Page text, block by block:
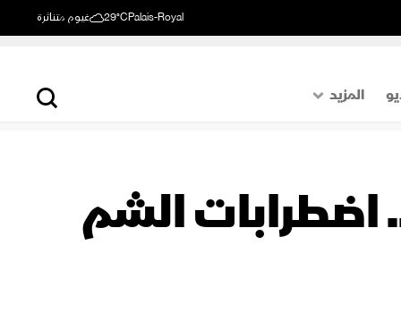
Palais-Royal
29°C غيوم متناثرة
المزيد
اقتصاد
اضطرابات الشم